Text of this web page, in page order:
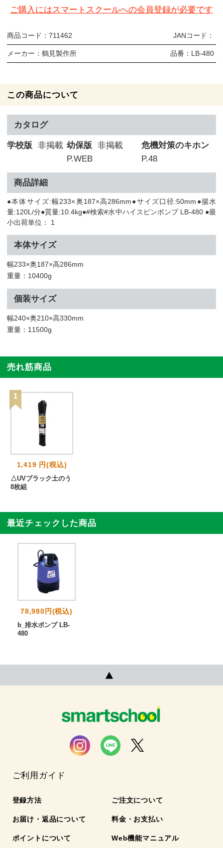
ご購入にはスマートスクールへの会員登録が必要です
商品コード： 711462 JANコード：
メーカー： 鶴見製作所 品番： LB-480
この商品について
カタログ
学校版 非掲載 幼保版
非掲載
P.WEB
危機対策のキホン
P.48
商品詳細
●本体サイズ:幅233×奥187×高286mm●サイズ口径:50mm●揚水
量:120L/分●質量:10.4kg●#検索#水中ハイスピンポンプ LB-480 ●最
小出荷単位： 1
本体サイズ
幅233×奥187×高286mm
重量：10400g
個装サイズ
幅240×奥210×高330mm
重量：11500g
売れ筋商品
1,419 円(税込)
△UVブラック土のう
8枚組
最近チェックした商品
78,980円(税込)
b_排水ポンプ LB-
480
ご利用ガイド
登録方法 ご注文について
お届け・返品について 料金・お支払い
ポイントについて Web機能マニュアル